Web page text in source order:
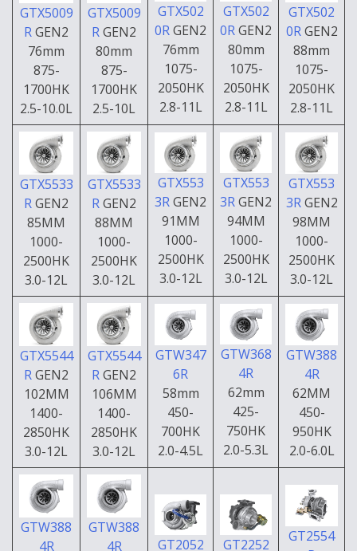
GTX5009
RGEN2
76mm
875-
1700HK
2.5-10.0L
GTX5009
RGEN2
80mm
875-
1700HK
2.5-10L
GTX502
0RGEN2
76mm
1075-
2050HK
2.8-11L
GTX502
0RGEN2
80mm
1075-
2050HK
2.8-11L
GTX502
0RGEN2
88mm
1075-
2050HK
2.8-11L
GTX5533
RGEN2
85MM
1000-
2500HK
3.0-12L
GTX5533
RGEN2
88MM
1000-
2500HK
3.0-12L
GTX553
3RGEN2
91MM
1000-
2500HK
3.0-12L
GTX553
3RGEN2
94MM
1000-
2500HK
3.0-12L
GTX553
3RGEN2
98MM
1000-
2500HK
3.0-12L
GTX5544
RGEN2
102MM
1400-
2850HK
3.0-12L
GTX5544
RGEN2
106MM
1400-
2850HK
3.0-12L
GTW347
6R
58mm
450-
700HK
2.0-4.5L
GTW368
4R
62mm
425-
750HK
2.0-5.3L
GTW388
4R
62MM
450-
950HK
2.0-6.0L
GTW388
4R
GTW388
4R
GT2052
GT2252
GT2554